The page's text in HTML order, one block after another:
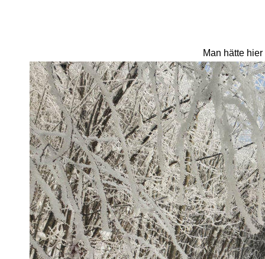
Man hätte